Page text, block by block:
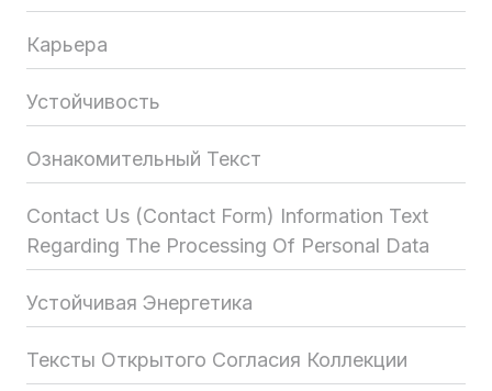
Карьера
Устойчивость
Ознакомительный Текст
Contact Us (Contact Form) Information Text
Regarding The Processing Of Personal Data
Устойчивая Энергетика
Тексты Открытого Согласия Коллекции